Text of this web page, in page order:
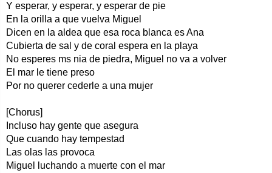
Y esperar, y esperar, y esperar de pie
En la orilla a que vuelva Miguel
Dicen en la aldea que esa roca blanca es Ana
Cubierta de sal y de coral espera en la playa
No esperes ms nia de piedra, Miguel no va a volver
El mar le tiene preso
Por no querer cederle a una mujer
[Chorus]
Incluso hay gente que asegura
Que cuando hay tempestad
Las olas las provoca
Miguel luchando a muerte con el mar